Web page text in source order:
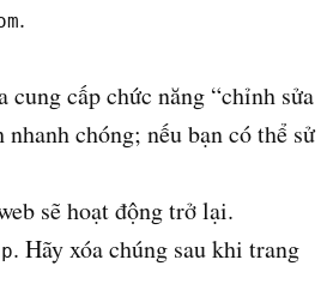
.
cấp chức năng “chỉnh sửa
chóng; nếu bạn có thể sử
sẽ hoạt động trở lại.
. Hãy xóa chúng sau khi trang